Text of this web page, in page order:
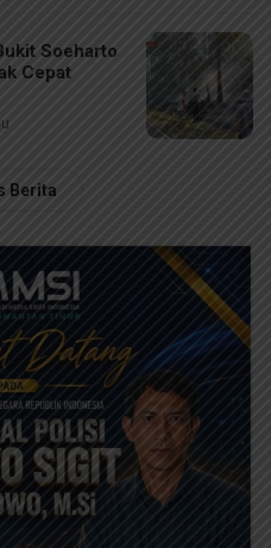
Soeharto
Cepat
Berita